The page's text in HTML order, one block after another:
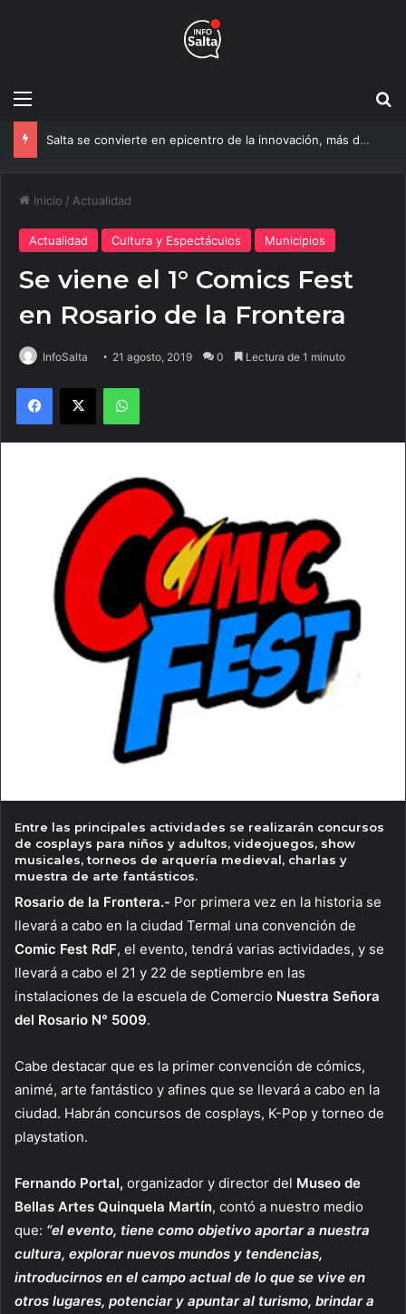
Menú
Salta se convierte en epicentro de la innovación, más de 600 personas ya participan del NOA Innova
Inicio / Actualidad
Actualidad Cultura y Espectáculos Municipios
Se viene el 1° Comics Fest
en Rosario de la Frontera
InfoSalta 21 agosto, 2019 0 Lectura de 1 minuto
Facebook
X WhatsApp
Entre las principales actividades se realizarán concursos
de cosplays para niños y adultos, videojuegos, show
musicales, torneos de arquería medieval, charlas y
muestra de arte fantásticos.
Rosario de la Frontera.- Por primera vez en la historia se
llevará a cabo en la ciudad Termal una convención de
Comic Fest RdF, el evento, tendrá varias actividades, y se
llevará a cabo el 21 y 22 de septiembre en las
instalaciones de la escuela de Comercio Nuestra Señora
del Rosario N° 5009.
Cabe destacar que es la primer convención de cómics,
animé, arte fantástico y afines que se llevará a cabo en la
ciudad. Habrán concursos de cosplays, K-Pop y torneo de
playstation.
Fernando Portal, organizador y director del Museo de
Bellas Artes Quinquela Martín, contó a nuestro medio
que: “el evento, tiene como objetivo aportar a nuestra
cultura, explorar nuevos mundos y tendencias,
introducirnos en el campo actual de lo que se vive en
otros lugares, potenciar y apuntar al turismo, brindar a